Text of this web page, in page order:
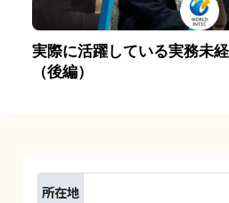
実際に活躍している実務未
（後編）
所在地